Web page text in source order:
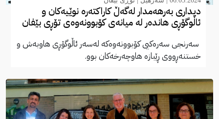
دیداری بەرهەمدار لەگەڵ کاراکتەرە نوێیەکان و
ئاڵوگۆڕی هاندەر لە میانەی کۆبوونەوەی تۆڕی بێفان
سەرنجی سەرەکیی کۆبوونەوەکە لەسەر ئاڵوگۆڕی هاوبەش و
خستنەڕووی ڕێبازە هاوچەرخەکان بوو.